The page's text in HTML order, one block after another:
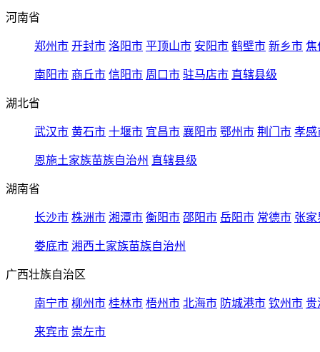
河南省
郑州市 开封市 洛阳市 平顶山市 安阳市 鹤壁市 新乡市 焦
南阳市 商丘市 信阳市 周口市 驻马店市 直辖县级
湖北省
武汉市 黄石市 十堰市 宜昌市 襄阳市 鄂州市 荆门市 孝感
恩施土家族苗族自治州 直辖县级
湖南省
长沙市 株洲市 湘潭市 衡阳市 邵阳市 岳阳市 常德市 张家
娄底市 湘西土家族苗族自治州
广西壮族自治区
南宁市 柳州市 桂林市 梧州市 北海市 防城港市 钦州市 贵
来宾市 崇左市